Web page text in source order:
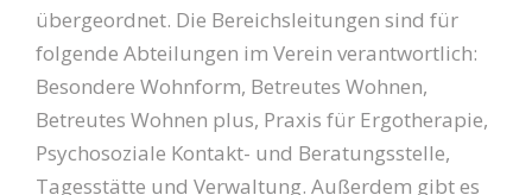
übergeordnet. Die Bereichsleitungen sind für
folgende Abteilungen im Verein verantwortlich:
Besondere Wohnform, Betreutes Wohnen,
Betreutes Wohnen plus, Praxis für Ergotherapie,
Psychosoziale Kontakt- und Beratungsstelle,
Tagesstätte und Verwaltung. Außerdem gibt es